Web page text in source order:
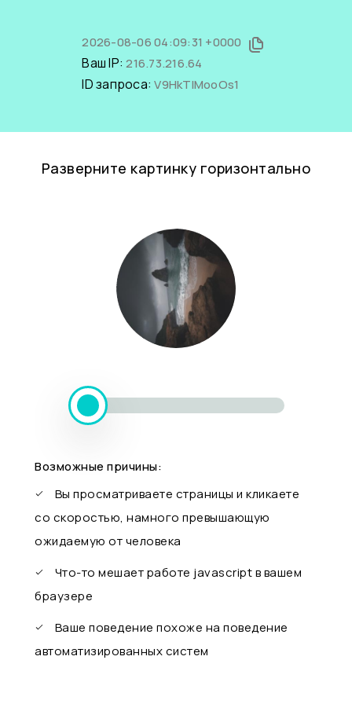
2026-08-06 04:09:31 +0000
Ваш IP:216.73.216.64
ID запроса:V9HkTIMooOs1
Разверните картинку горизонтально
Возможные причины:
Вы просматриваете страницы и кликаете
со скоростью, намного превышающую
ожидаемую от человека
Что-то мешает работе javascript в вашем
браузере
Ваше поведение похоже на поведение
автоматизированных систем